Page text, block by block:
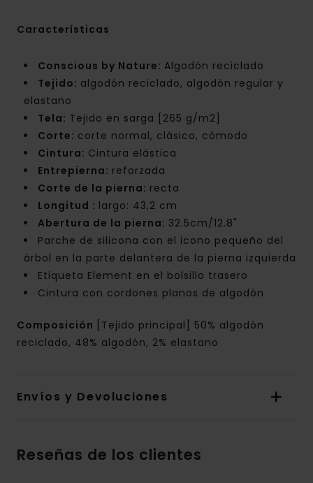
Características
Conscious by Nature: Algodón reciclado
Tejido: algodón reciclado, algodón regular y
elastano
Tela: Tejido en sarga [265 g/m2]
Corte: corte normal, clásico, cómodo
Cintura: Cintura elástica
Entrepierna: reforzada
Corte de la pierna: recta
Longitud : largo: 43,2 cm
Abertura de la pierna: 32.5cm/12.8"
Parche de silicona con el icono pequeño del
árbol en la parte delantera de la pierna izquierda
Etiqueta Element en el bolsillo trasero
Cintura con cordones planos de algodón
Composición
[Tejido principal] 50% algodón
reciclado, 48% algodón, 2% elastano
Envíos y Devoluciones
Reseñas de los clientes